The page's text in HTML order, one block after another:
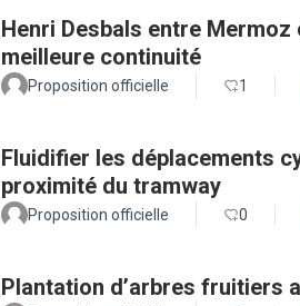
Henri Desbals entre
meilleure continuité
Proposition officielle 1
Fluidifier les déplacements
proximité du tramway
Proposition officielle 0
Plantation d’arbres fruitiers